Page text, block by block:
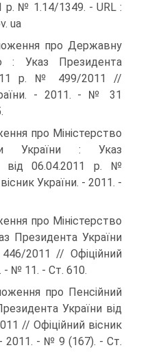
р. № 1.14/1349. - URL :
ua
про Державну
: Указ Президента
р. № 499/2011 //
- 2011. - № 31
про Міністерство
України : Указ
від 06.04.2011 р. №
України. - 2011. -
про Міністерство
Президента України
2011 // Офіційний
- № 11. - Ст. 610.
про Пенсійний
України від
// Офіційний вісник
2011. - № 9 (167). - Ст.